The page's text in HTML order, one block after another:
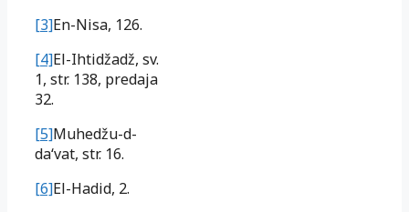
[3]En-Nisa, 126.
[4]El-Ihtidžadž, sv.
1, str. 138, predaja
32.
[5]Muhedžu-d-
da‘vat, str. 16.
[6]El-Hadid, 2.